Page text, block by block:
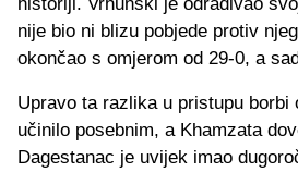
nije bio ni blizu pobjede protiv
okončao s omjerom od 29-0, a
Upravo ta razlika u pristupu borbi
učinilo posebnim, a Khamzata
Dagestanac je uvijek imao